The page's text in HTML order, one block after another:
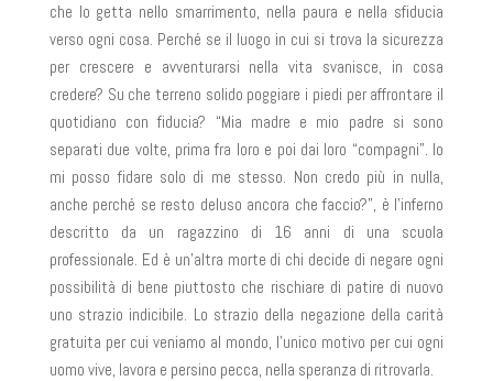
che lo getta nello smarrimento, nella paura e nella sfiducia
verso ogni cosa. Perché se il luogo in cui si trova la sicurezza
per crescere e avventurarsi nella vita svanisce, in cosa
credere? Su che terreno solido poggiare i piedi per affrontare il
quotidiano con fiducia? “Mia madre e mio padre si sono
separati due volte, prima fra loro e poi dai loro “compagni”. Io
mi posso fidare solo di me stesso. Non credo più in nulla,
anche perché se resto deluso ancora che faccio?”, è l’inferno
descritto da un ragazzino di 16 anni di una scuola
professionale. Ed è un’altra morte di chi decide di negare ogni
possibilità di bene piuttosto che rischiare di patire di nuovo
uno strazio indicibile. Lo strazio della negazione della carità
gratuita per cui veniamo al mondo, l’unico motivo per cui ogni
uomo vive, lavora e persino pecca, nella speranza di ritrovarla.